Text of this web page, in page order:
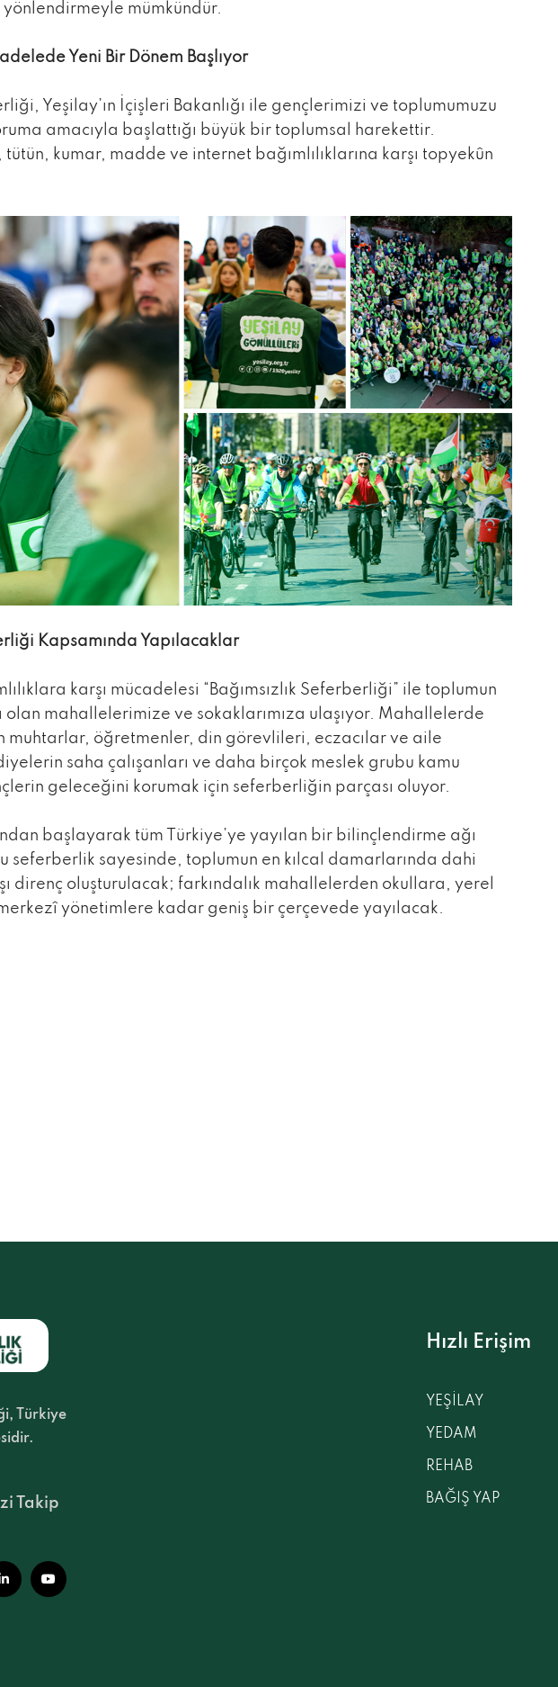
mümkündür.
Yeni Bir Dönem Başlıyor
Yeşilay’ın İçişleri Bakanlığı ile gençlerimizi ve toplumumuzu
amacıyla başlattığı büyük bir toplumsal harekettir.
kumar, madde ve internet bağımlılıklarına karşı topyekûn
Kapsamında Yapılacaklar
karşı mücadelesi “Bağımsızlık Seferberliği” ile toplumun
olan mahallelerimize ve sokaklarımıza ulaşıyor. Mahallelerde
muhtarlar, öğretmenler, din görevlileri, eczacılar ve aile
saha çalışanları ve daha birçok meslek grubu kamu
geleceğini korumak için seferberliğin parçası oluyor.
başlayarak tüm Türkiye’ye yayılan bir bilinçlendirme ağı
seferberlik sayesinde, toplumun en kılcal damarlarında dahi
direnç oluşturulacak; farkındalık mahallelerden okullara, yerel
yönetimlere kadar geniş bir çerçevede yayılacak.
Türkiye
Takip
Hızlı Erişim
YEŞİLAY
YEDAM
REHAB
BAĞIŞ YAP